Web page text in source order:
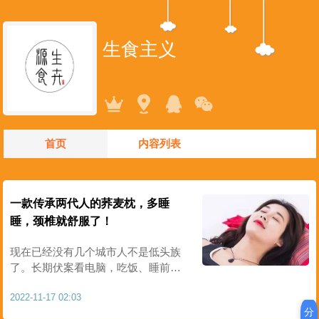
生食主义
首页 内容列表
一款传承两代人的荞麦枕，多睡
睡，颈椎就舒服了！
现在已经没有几个城市人不是低头族
了。长期伏案看电脑，吃饭、睡前都
病”，也越来越低龄化。颈椎僵硬、头
2022-11-17 02:03
分